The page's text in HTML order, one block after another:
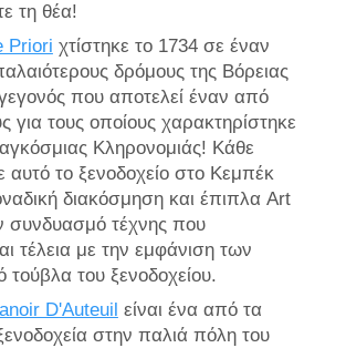
τη θέα!
Priori χτίστηκε το 1734 σε έναν
δρόμους της Βόρειας
που αποτελεί έναν από
για τους οποίους χαρακτηρίστηκε
Κληρονομιάς! Κάθε
αυτό το ξενοδοχείο στο Κεμπέκ
διακόσμηση και έπιπλα Art
συνδυασμό τέχνης που
τέλεια με την εμφάνιση των
τούβλα του ξενοδοχείου.
D'Auteuil είναι ένα από τα
στην παλιά πόλη του